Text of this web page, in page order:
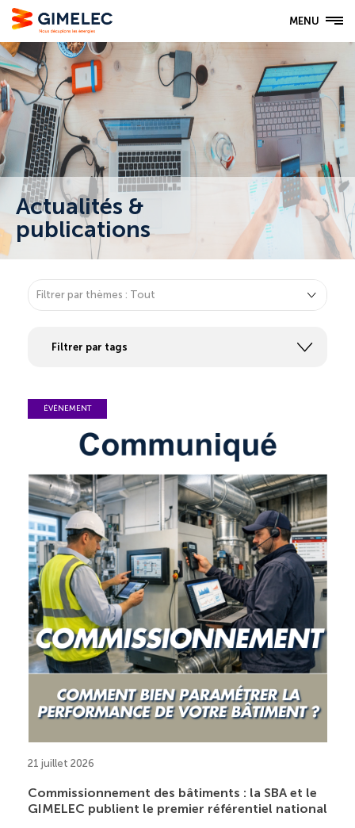
MENU
Actualités &
publications
Filtrer par tags
Filtrer par thèmes : Tout
▾
ÉVÉNEMENT
21 juillet 2026
Commissionnement des bâtiments : la SBA et le
GIMELEC publient le premier référentiel national